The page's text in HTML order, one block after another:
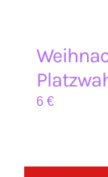
6 €